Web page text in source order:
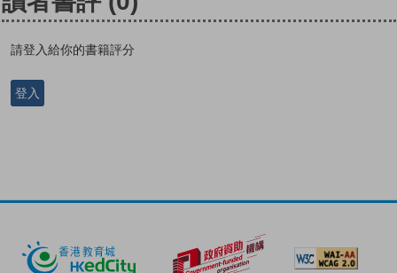
請登入給你的書籍評分
登入